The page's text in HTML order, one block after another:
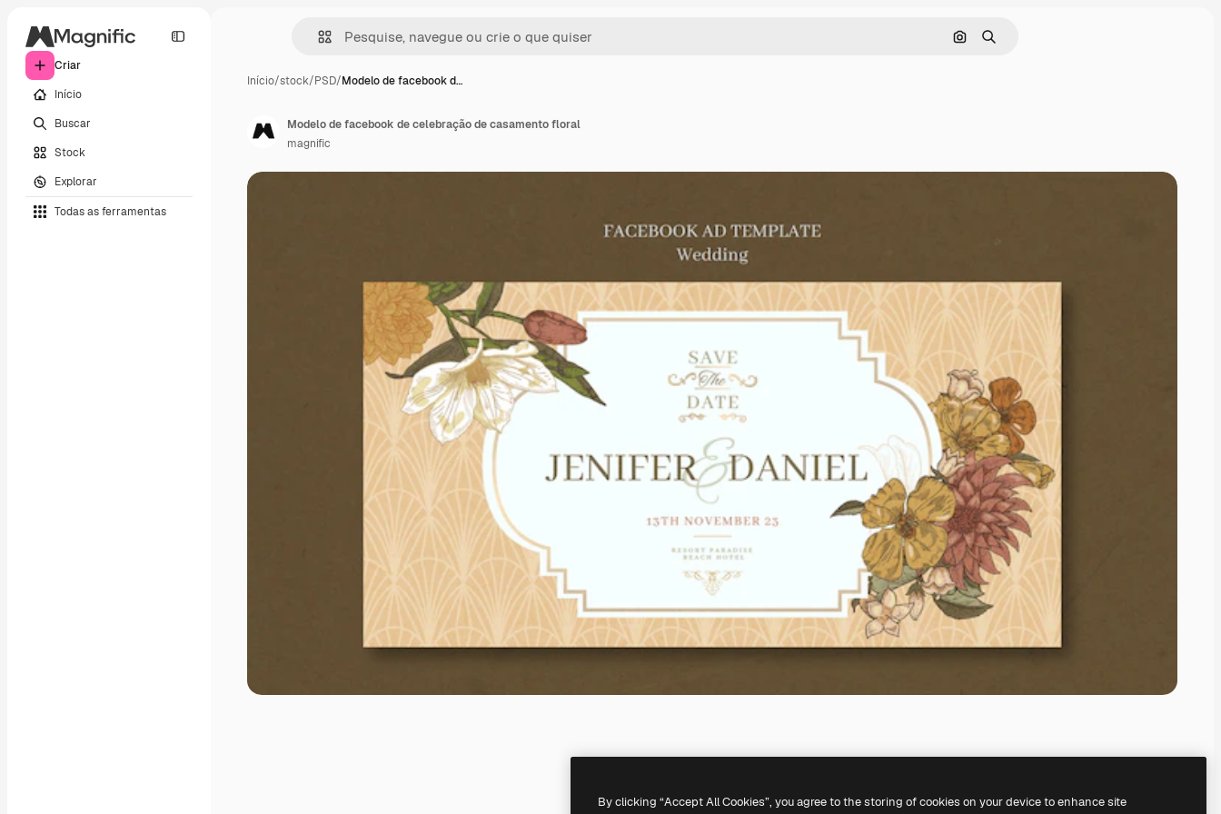
Criar
Início
Buscar
Stock
Explorar
Todas as ferramentas
Pesquisar por imagem
Buscar
Início/stock/PSD/Modelo de facebook d…
Modelo de facebook de celebração de casamento floral
magnific
By clicking “Accept All Cookies”, you agree to the storing of cookies on your device to enhance site